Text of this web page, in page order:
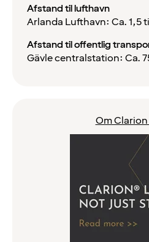
Afstand til lufthavn
Arlanda Lufthavn: Ca. 1,5
Afstand til offentlig
Gävle centralstation: Ca.
Om